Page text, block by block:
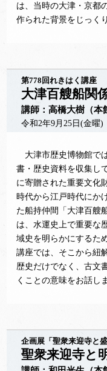
は、当時の大津・京都
作られた背景をじっく
第778回れきはく講座
大津百艘船関
講師：高橋大樹（本
令和2年9月25日(金曜
大津市歴史博物館で
書・歴史資料を収集し
に寄贈された重要文化
時代から江戸時代にか
た船持仲間「大津百艘
は、水運史上で重要な
域史を明らかにするた
講座では、そこから紐
歴史だけでなく、古文
くことの意味をお話し
企画展「聖衆来迎寺と
聖衆来迎寺と